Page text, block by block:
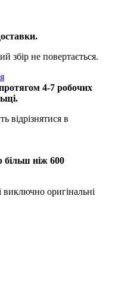
збір не повертається.
4-7 робочих
відрізнятися в
більш ніж 600
оригінальні